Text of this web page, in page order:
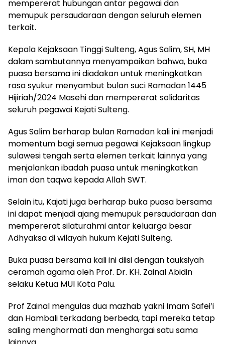
mempererat hubungan antar pegawai dan
memupuk persaudaraan dengan seluruh elemen
terkait.
Kepala Kejaksaan Tinggi Sulteng, Agus Salim, SH, MH
dalam sambutannya menyampaikan bahwa, buka
puasa bersama ini diadakan untuk meningkatkan
rasa syukur menyambut bulan suci Ramadan 1445
Hijiriah/2024 Masehi dan mempererat solidaritas
seluruh pegawai Kejati Sulteng.
Agus Salim berharap bulan Ramadan kali ini menjadi
momentum bagi semua pegawai Kejaksaan lingkup
sulawesi tengah serta elemen terkait lainnya yang
menjalankan ibadah puasa untuk meningkatkan
iman dan taqwa kepada Allah SWT.
Selain itu, Kajati juga berharap buka puasa bersama
ini dapat menjadi ajang memupuk persaudaraan dan
mempererat silaturahmi antar keluarga besar
Adhyaksa di wilayah hukum Kejati Sulteng.
Buka puasa bersama kali ini diisi dengan tauksiyah
ceramah agama oleh Prof. Dr. KH. Zainal Abidin
selaku Ketua MUI Kota Palu.
Prof Zainal mengulas dua mazhab yakni Imam Safei’i
dan Hambali terkadang berbeda, tapi mereka tetap
saling menghormati dan menghargai satu sama